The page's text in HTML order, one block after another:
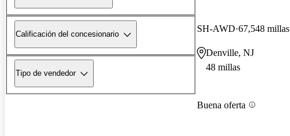
Calificación del concesionario
Tipo de vendedor
SH-AWD 67,548 millas
Denville, NJ
48 millas
Buena oferta